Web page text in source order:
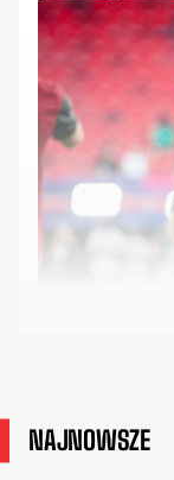
NAJNOWSZE